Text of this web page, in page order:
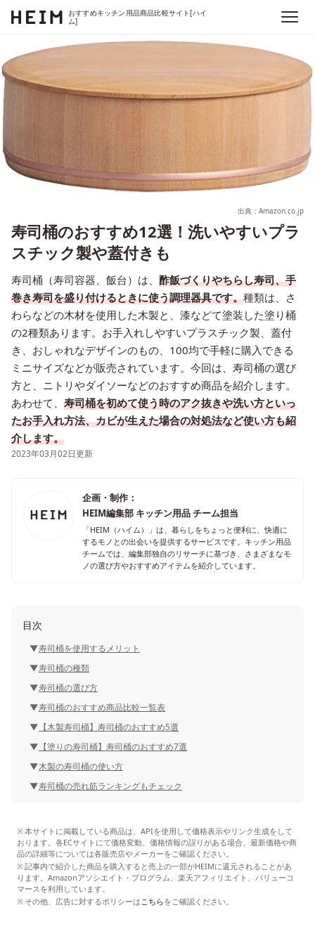
おすすめキッチン用品商品比較サイト[ハイ
ム]
出典：Amazon.co.jp
寿司桶のおすすめ12選！洗いやすいプラ
スチック製や蓋付きも
寿司桶（寿司容器、飯台）は、 酢飯づくりやちらし寿司、手
巻き寿司を盛り付けるときに使う調理器具です。種類は、さ
わらなどの木材を使用した木製と、漆などて塗装した塗り桶
の2種類あります。お手入れしやすいプラスチック製、蓋付
き、おしゃれなデザインのもの、100均で手軽に購入できる
ミニサイズなどが販売されています。今回は、寿司桶の選び
方と、ニトリやダイソーなどのおすすめ商品を紹介します。
あわせて、 寿司桶を初めて使う時のアク抜きや洗い方といっ
たお手入れ方法、カビが生えた場合の対処法など使い方も紹
介します。
2023年03月02日更新
企画・制作：
HEIM編集部 キッチン用品 チーム担当
「HEIM（ハイム）」は、暮らしをちょっと便利に、快適に
するモノとの出会いを提供するサービスです。キッチン用品
チームでは、編集部独自のリサーチに基づき、さまざまなモ
ノの選び方やおすすめアイテムを紹介しています。
目次
寿司桶を使用するメリット
寿司桶の種類
寿司桶の選び方
寿司桶のおすすめ商品比較一覧表
【木製寿司桶】寿司桶のおすすめ5選
【塗りの寿司桶】寿司桶のおすすめ7選
木製の寿司桶の使い方
寿司桶の売れ筋ランキングもチェック
本サイトに掲載している商品は、APIを使用して価格表示やリンク生成をして
おります。各ECサイトにて価格変動、価格情報の誤りがある場合、最新価格や商
品の詳細等については各販売店やメーカーをご確認ください。
記事内で紹介した商品を購入すると売上の一部がHEIMに還元されることがあ
ります。Amazonアソシエイト・プログラム、楽天アフィリエイト、バリューコ
マースを利用しています。
その他、広告に対するポリシーはこちらをご確認ください。